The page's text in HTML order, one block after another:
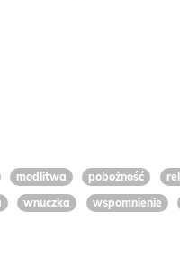
modlitwa pobożność
wnuczka wspomnienie